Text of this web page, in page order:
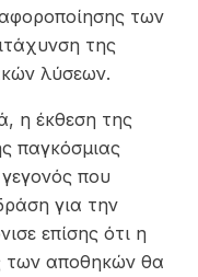
των
της
λύσεων.
η έκθεση της
παγκόσμιας
που
για την
επίσης ότι η
των αποθηκών θα